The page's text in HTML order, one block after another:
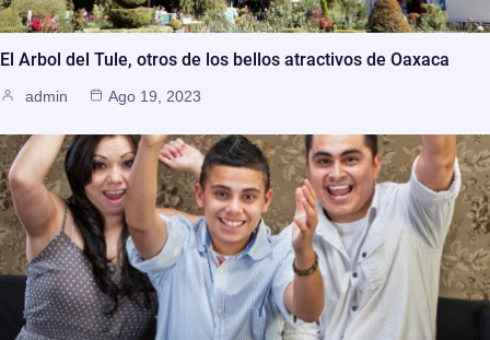
El Arbol del Tule, otros de los bellos atractivos de Oaxaca
admin Ago 19, 2023